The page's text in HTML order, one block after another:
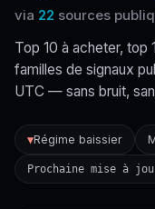
via 22 sources
Top 10 à acheter, top
familles de signaux
UTC — sans bruit,
▼Régime baissier
Prochaine mise à